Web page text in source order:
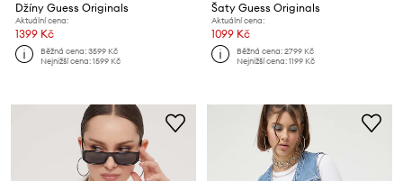
Džíny Guess Originals
Aktuální cena:
1399 Kč
Běžná cena:3599 Kč
Nejnižší cena:1599 Kč
Šaty Guess Originals
Aktuální cena:
1099 Kč
Běžná cena:2799 Kč
Nejnižší cena:1199 Kč